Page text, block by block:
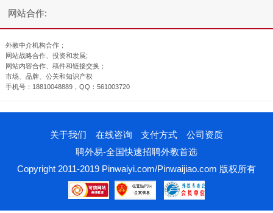
网站合作:
外教中介机构合作；
网站战略合作、投资和发展;
网站内容合作、稿件和链接交换；
市场、品牌、公关和知识产权
手机号：18810048889，QQ：561003720
关于我们 在线咨询 支付方式
公司资质
聘外易-全国快速招聘外教首选
Copyright 2011-2019 Pinwaiyi.com/Pinwaijiao.com 版权所有